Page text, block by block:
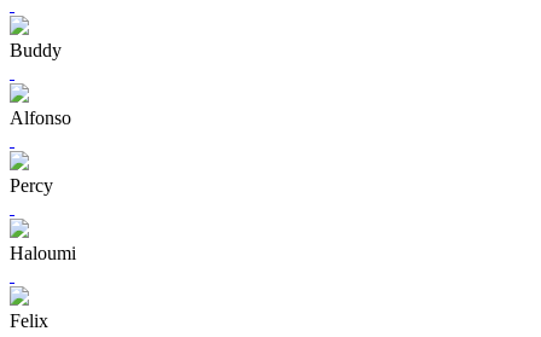
Buddy
Alfonso
Percy
Haloumi
Felix